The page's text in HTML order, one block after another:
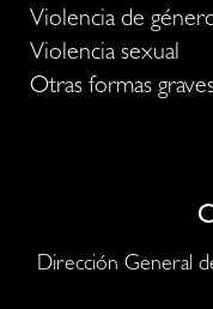
Violencia de
Violencia sexual
Otras formas
Dirección General